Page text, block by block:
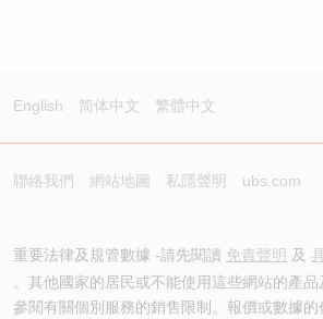
English 简体中文 繁體中文
聯絡我們 網站地圖 私隱聲明 ubs.com
重要法律及規管數據 -請先閱讀 免責聲明 及
。其他國家的居民或不能使用這些網站的產
參閱有關個別服務的銷售限制。報價或數據